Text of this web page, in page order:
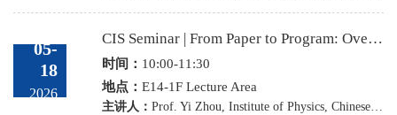
05-
18
2026
CIS Seminar | From Paper to Program: Overcoming the AI Coding Bottleneck in Science
时间： 10:00-11:30
地点： E14-1F Lecture Area
主讲人： Prof. Yi Zhou, Institute of Physics, Chinese Academy of Sciences